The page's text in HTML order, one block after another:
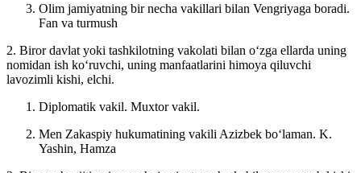
Olim jamiyatning bir necha vakillari bilan Vengriyaga boradi.
Fan va turmush
2. Biror davlat yoki tashkilotning vakolati bilan oʻzga ellarda uning
nomidan ish koʻruvchi, uning manfaatlarini himoya qiluvchi
lavozimli kishi, elchi.
Diplomatik vakil. Muxtor vakil.
Men Zakaspiy hukumatining vakili Azizbek boʻlaman. K.
Yashin, Hamza